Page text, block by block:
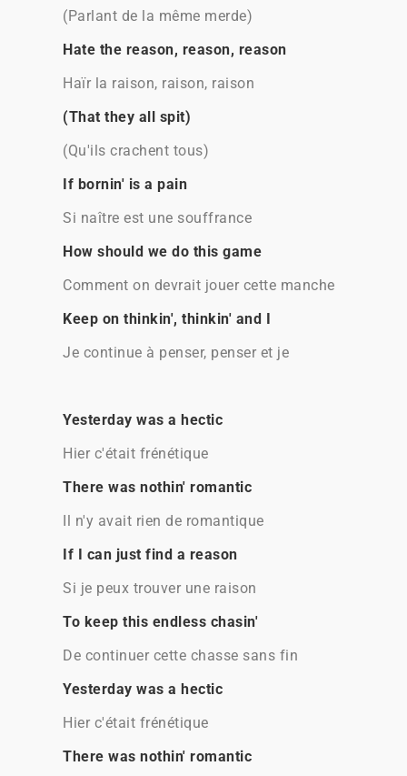
(Parlant de la même merde)
Hate the reason, reason, reason
Haïr la raison, raison, raison
(That they all spit)
(Qu'ils crachent tous)
If bornin' is a pain
Si naître est une souffrance
How should we do this game
Comment on devrait jouer cette manche
Keep on thinkin', thinkin' and I
Je continue à penser, penser et je
Yesterday was a hectic
Hier c'était frénétique
There was nothin' romantic
Il n'y avait rien de romantique
If I can just find a reason
Si je peux trouver une raison
To keep this endless chasin'
De continuer cette chasse sans fin
Yesterday was a hectic
Hier c'était frénétique
There was nothin' romantic